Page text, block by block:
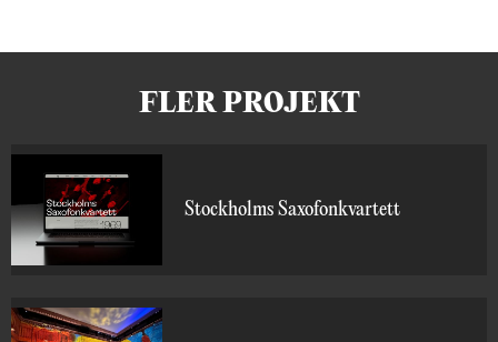
FLER PROJEKT
Stockholms Saxofonkvartett